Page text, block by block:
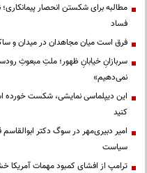
مطالبه برای شکستن انحصار پیمانکاری؛
فساد
فرق است میان مجاهدان در میدان و
سربازانِ خیابانِ ظهور؛ ملتِ مبعوثِ
نمی‌دهیم»
این دیپلماسی نمایشی، شکست خورده
کنید
امیر دبیری‌مهر در سوگ دکتر
سیاست
ترامپ از افشای کمبود مهمات